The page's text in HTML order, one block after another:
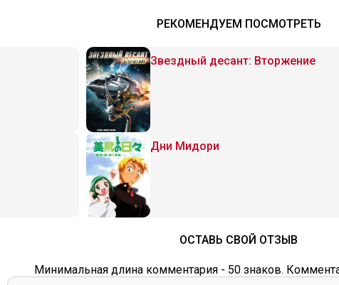
РЕКОМЕНДУЕМ ПОСМОТРЕТЬ
Звездный десант: Вторжение
Дни Мидори
ОСТАВЬ СВОЙ ОТЗЫВ
Минимальная длина комментария - 50 знаков.